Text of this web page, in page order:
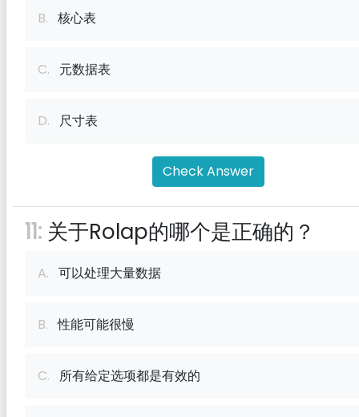
B. 核心表
C. 元数据表
D. 尺寸表
Check Answer
11: 关于Rolap的哪个是正确的？
A. 可以处理大量数据
B. 性能可能很慢
C. 所有给定选项都是有效的